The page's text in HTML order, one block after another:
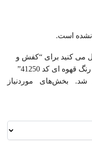
نشده است.
می کنید برای “کفش و
شد.
بخش‌های موردنیاز